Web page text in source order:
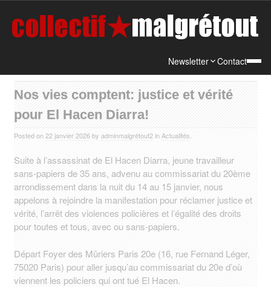
Newsletter Contact
Nos vies comptent: justice et vérité
pour El Hacen Diarra!
Posted on 22 janvier 2026by adminmalgrétout2 in Actualités
Suite à l’assassinat de El Hacen Diarra, jeune travailleur
sans-papiers de 35 ans, advenu au commissariat du 20ème
arrondissement dans la nuit du 14 au 15 janvier, nous
appelons à rejoindre la manifestation pour réclamer justice et
vérité, l’arrêt des violences policières et l’égalité des droits
pour toutes et tous, avec ou sans-papiers.
Départ Foyer des Mûriers Paris 20e (16, rue Fernand Léger,
75020 Paris) pour aller jusqu’au commissariat du 20e d’où
viennent les policiers qui ont tué El Hacen.